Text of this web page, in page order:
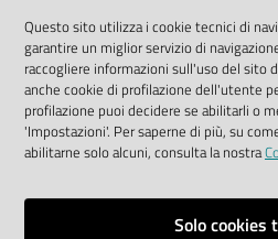
2003/98/CE e dal D. Lgs. n. 36/
SEGUICI SU
Facebook Biblioteche
Instagram
TwitterYouTube
Scarica le app
Questo sito utilizza i cookie tecnici di
garantire un miglior servizio di
raccogliere informazioni sull'uso del sito
anche cookie di profilazione dell'utente
profilazione puoi decidere se abilitarli o
'Impostazioni'. Per saperne di più, su
abilitarne solo alcuni, consulta la nostra
Solo cookies